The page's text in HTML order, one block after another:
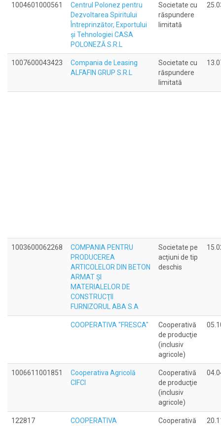
1004601000561
Centrul Polonez pentru
Dezvoltarea Spiritului
Întreprinzător, Exportului
şi Tehnologiei CASA
POLONEZĂ S.R.L
Societate cu
răspundere
limitată
1007600043423
Compania de Leasing
ALFAFIN GRUP S.R.L
Societate cu
răspundere
limitată
1003600062268
COMPANIA PENTRU
PRODUCEREA
ARTICOLELOR DIN BETON
ARMAT ŞI
MATERIALELOR DE
CONSTRUCŢII
FURNIZORUL ABA S.A
Societate pe
acţiuni de tip
deschis
COOPERATIVA "FRESCA"
Cooperativă
de producţie
(inclusiv
agricole)
1006611001851
Cooperativa Agricolă
CIFCI
Cooperativă
de producţie
(inclusiv
agricole)
122817
COOPERATIVA
Cooperativă